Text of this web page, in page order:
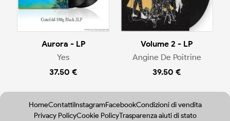
Aurora - LP
Yes
37.50 €
Volume 2 - LP
Angine De Poitrine
39.50 €
HomeContattiInstagramFacebookCondizioni di vendita
Privacy PolicyCookie PolicyTrasparenza aiuti di stato